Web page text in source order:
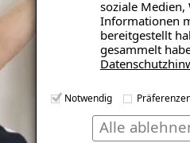
soziale Medien,
Informationen
bereitgestellt
gesammelt
Notwendig
Alle